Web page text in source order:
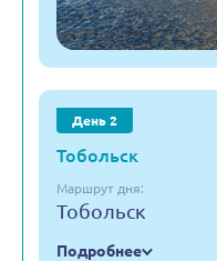
День 2
Тобольск
Маршрут дня:
Тобольск
Подробнее